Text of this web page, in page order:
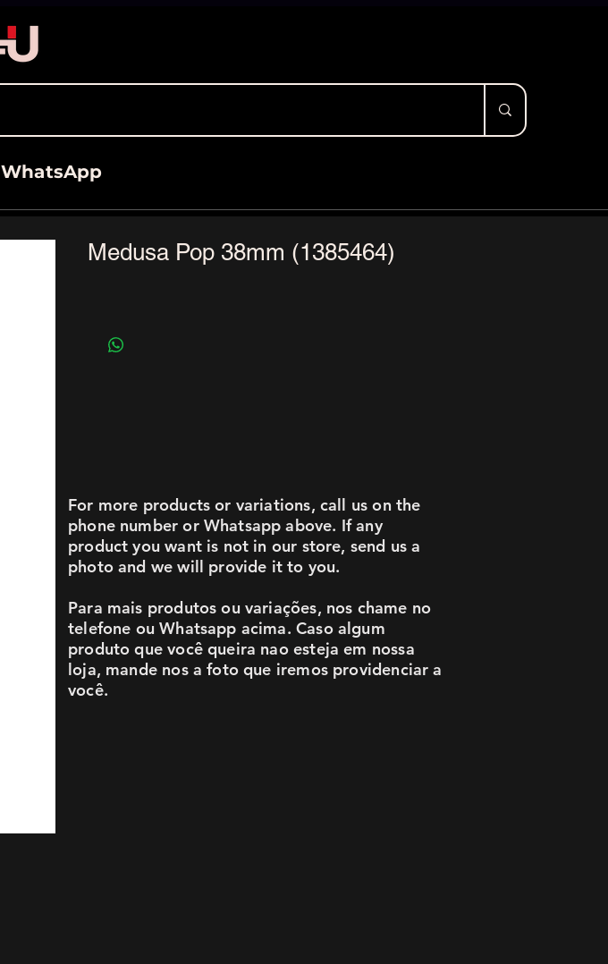
WhatsApp
Medusa Pop 38mm (1385464)
For more products or variations, call us on the
phone number or Whatsapp above. If any
product you want is not in our store, send us a
photo and we will provide it to you.
Para mais produtos ou variações, nos chame no
telefone ou Whatsapp acima. Caso algum
produto que você queira nao esteja em nossa
loja, mande nos a foto que iremos providenciar a
você.